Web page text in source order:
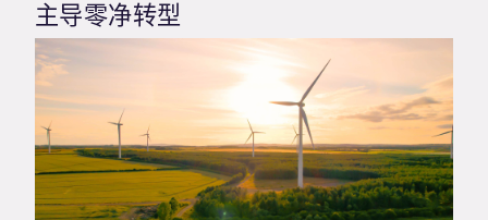
主导零净转型